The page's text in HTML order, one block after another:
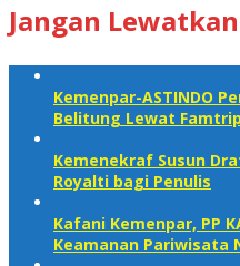
Jangan Lewatkan
Kemenpar-ASTINDO
Belitung Lewat Famtrip
Kemenekraf Susun
Royalti bagi Penulis
Kafani Kemenpar, PP
Keamanan Pariwisata